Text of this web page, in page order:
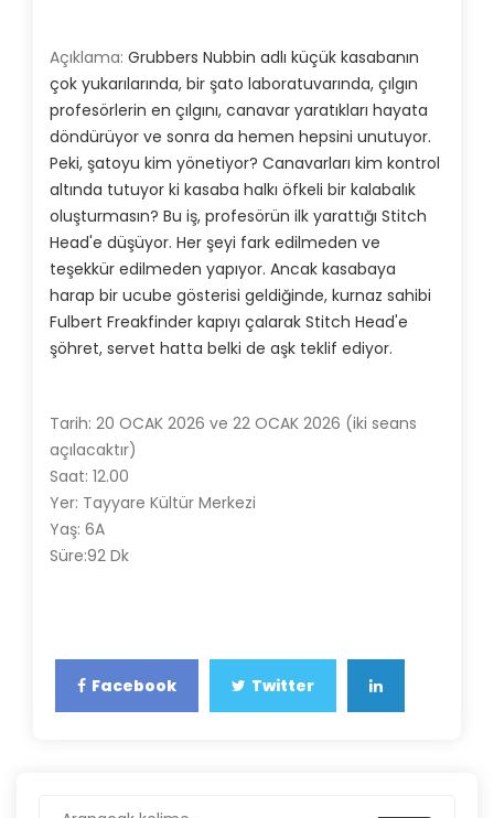
Açıklama: Grubbers Nubbin adlı küçük kasabanın
çok yukarılarında, bir şato laboratuvarında, çılgın
profesörlerin en çılgını, canavar yaratıkları hayata
döndürüyor ve sonra da hemen hepsini unutuyor.
Peki, şatoyu kim yönetiyor? Canavarları kim kontrol
altında tutuyor ki kasaba halkı öfkeli bir kalabalık
oluşturmasın? Bu iş, profesörün ilk yarattığı Stitch
Head'e düşüyor. Her şeyi fark edilmeden ve
teşekkür edilmeden yapıyor. Ancak kasabaya
harap bir ucube gösterisi geldiğinde, kurnaz sahibi
Fulbert Freakfinder kapıyı çalarak Stitch Head'e
şöhret, servet hatta belki de aşk teklif ediyor.
Tarih: 20 OCAK 2026 ve 22 OCAK 2026 (iki seans
açılacaktır)
Saat: 12.00
Yer: Tayyare Kültür Merkezi
Yaş: 6A
Süre:92 Dk
Facebook Twitter